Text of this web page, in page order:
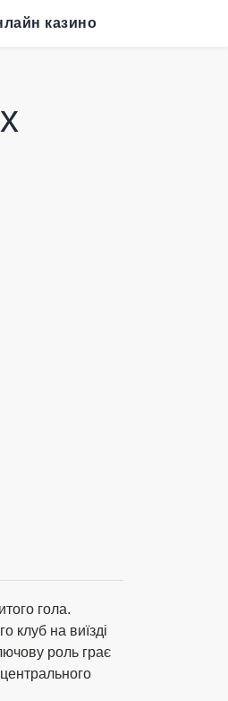
казино
гола.
клуб на виїзді
роль грає